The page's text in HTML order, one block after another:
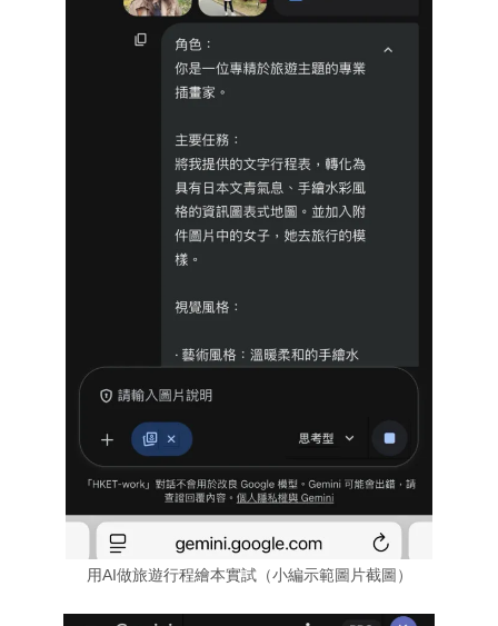
用AI做旅遊行程繪本實試（小編示範圖片截圖）